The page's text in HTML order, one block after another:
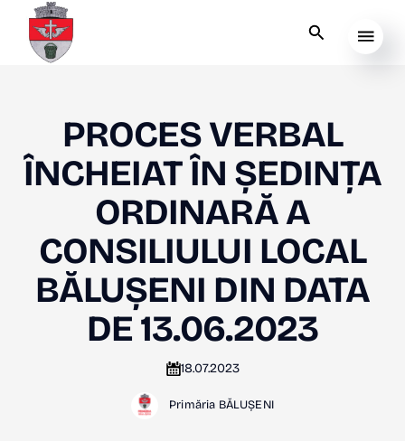
PROCES VERBAL
ÎNCHEIAT ÎN ȘEDINȚA
ORDINARĂ A
CONSILIULUI LOCAL
BĂLUȘENI DIN DATA
DE 13.06.2023
18.07.2023
Primăria BĂLUȘENI